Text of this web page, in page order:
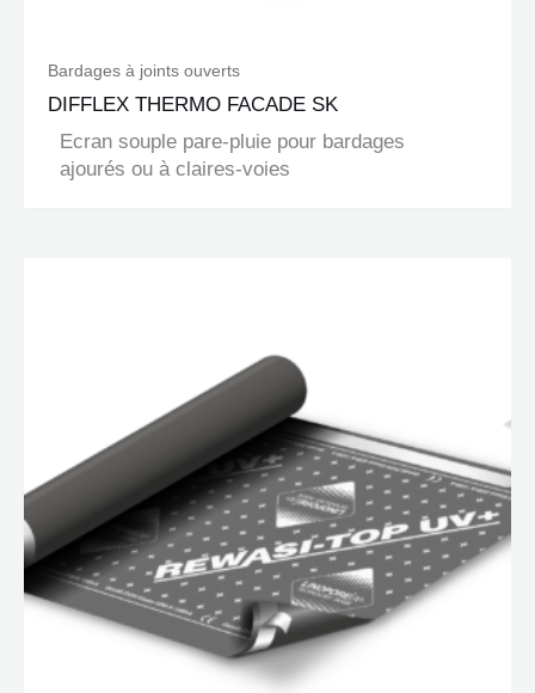
Bardages à joints ouverts
DIFFLEX THERMO FACADE SK
Ecran souple pare-pluie pour bardages
ajourés ou à claires-voies